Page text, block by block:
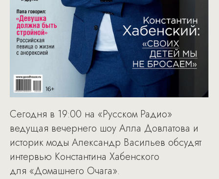
Сегодня в 19:00 на «Русском Радио»
ведущая вечернего шоу Алла Довлатова и
историк моды Александр Васильев обсудят
интервью Константина Хабенского
для «Домашнего Очага».